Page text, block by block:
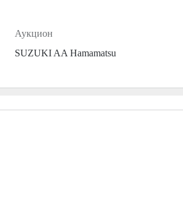
Аукцион
SUZUKI AA Hamamatsu